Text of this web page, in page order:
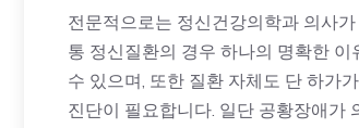
전문적으로는 정신건강의학과 의사
통 정신질환의 경우 하나의 명확한
수 있으며, 또한 질환 자체도 단 하가
진단이 필요합니다. 일단 공황장애가